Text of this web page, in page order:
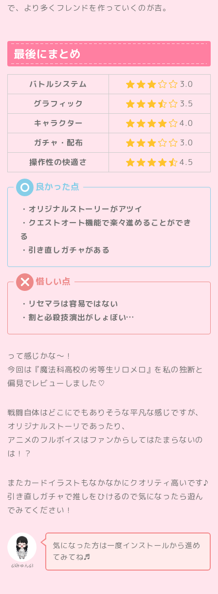
で、より多くフレンドを作っていくのが吉。
最後にまとめ
バトルシステム
3.0
グラフィック
3.5
キャラクター
4.0
ガチャ・配布
3.0
操作性の快適さ
4.5
・オリジナルストーリーがアツイ
・クエストオート機能で楽々進めることができ
る
・引き直しガチャがある
・リセマラは容易ではない
・割と必殺技演出がしょぼい…
って感じかな〜！
今回は『魔法科高校の劣等生リロメロ』を私の独断と
偏見でレビューしました♡
戦闘自体はどこにでもありそうな平凡な感じですが、
オリジナルストーリであったり、
アニメのフルボイスはファンからしてはたまらないの
は！？
またカードイラストもなかなかにクオリティ高いです♪
引き直しガチャで推しをひけるので気になったら遊ん
でみてください！
໒꒱みゅん໒꒱
気になった方は一度インストールから進め
てみてね♬